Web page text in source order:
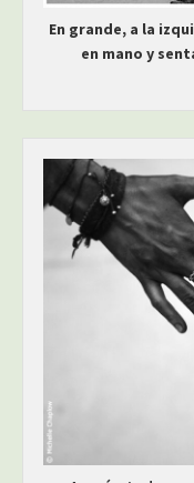
En grande, a la
en mano y